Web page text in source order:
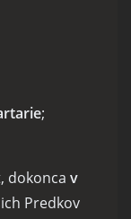
;
dokonca v
Predkov